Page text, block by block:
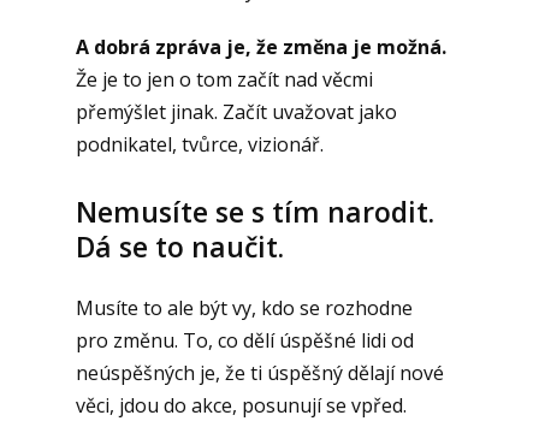
A dobrá zpráva je, že změna je možná.
Že je to jen o tom začít nad věcmi
přemýšlet jinak. Začít uvažovat jako
podnikatel, tvůrce, vizionář.
Nemusíte se s tím narodit.
Dá se to naučit.
Musíte to ale být vy, kdo se rozhodne
pro změnu. To, co dělí úspěšné lidi od
neúspěšných je, že ti úspěšný dělají nové
věci, jdou do akce, posunují se vpřed.